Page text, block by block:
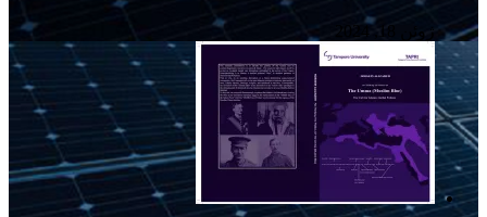
ژوئن 18, 2024